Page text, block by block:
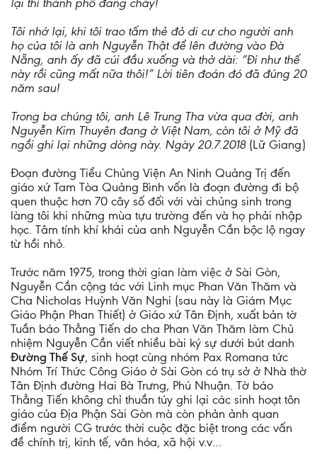
lại thì thành phố đang cháy!
Tôi nhớ lại, khi tôi trao tấm thẻ đỏ di cư cho người anh
họ của tôi là anh Nguyễn Thật để lên đường vào Đà
Nẵng, anh ấy đã cúi đầu xuống và thở dài: “Đi như thế
này rồi cũng mất nữa thôi!” Lời tiên đoán đó đã đúng 20
năm sau!
Trong ba chúng tôi, anh Lê Trung Tha vừa qua đời, anh
Nguyễn Kim Thuyên đang ở Việt Nam, còn tôi ở Mỹ đã
ngồi ghi lại những dòng này. Ngày 20.7.2018 (Lữ Giang)
Đoạn đường Tiểu Chủng Viện An Ninh Quảng Trị đến
giáo xứ Tam Tòa Quảng Bình vốn là đoạn đường đi bộ
quen thuộc hơn 70 cây số đối với vài chủng sinh trong
làng tôi khi những mùa tựu trường đến và họ phải nhập
học. Tâm tính khí khái của anh Nguyễn Cần bộc lộ ngay
từ hồi nhỏ.
Trước năm 1975, trong thời gian làm việc ở Sài Gòn,
Nguyễn Cần cộng tác với Linh mục Phan Văn Thăm và
Cha Nicholas Huỳnh Văn Nghi (sau này là Giám Mục
Giáo Phận Phan Thiết) ở Giáo xứ Tân Định, xuất bản tờ
Tuần báo Thẳng Tiến do cha Phan Văn Thăm làm Chủ
nhiệm Nguyễn Cần viết nhiều bài ký sự dưới bút danh
Đường Thế Sự, sinh hoạt cùng nhóm Pax Romana tức
Nhóm Trí Thức Công Giáo ở Sài Gòn có trụ sở ở Nhà thờ
Tân Định đường Hai Bà Trưng, Phú Nhuận. Tờ báo
Thẳng Tiến không chỉ thuần túy ghi lại các sinh hoạt tôn
giáo của Địa Phận Sài Gòn mà còn phản ảnh quan
điểm người CG trước thời cuộc đặc biệt trong các vấn
đề chính trị, kinh tế, văn hóa, xã hội v.v…